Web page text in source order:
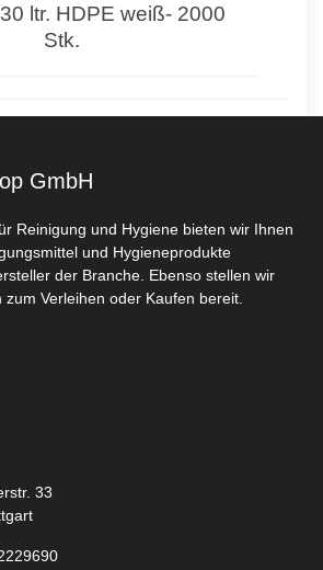
ltr. HDPE weiß- 2000
Stk.
GmbH
Reinigung und Hygiene bieten wir Ihnen
und Hygieneprodukte
der Branche. Ebenso stellen wir
Verleihen oder Kaufen bereit.
33